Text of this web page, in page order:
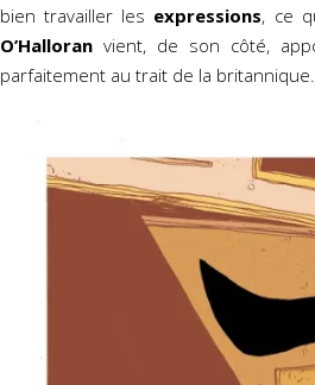
bien travailler les expressions, ce
O’Halloran vient, de son côté,
parfaitement au trait de la britannique.